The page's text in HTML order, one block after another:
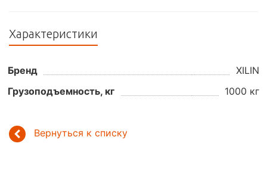
Характеристики
Бренд
XILIN
Грузоподъемность, кг
1000 кг
Вернуться к списку